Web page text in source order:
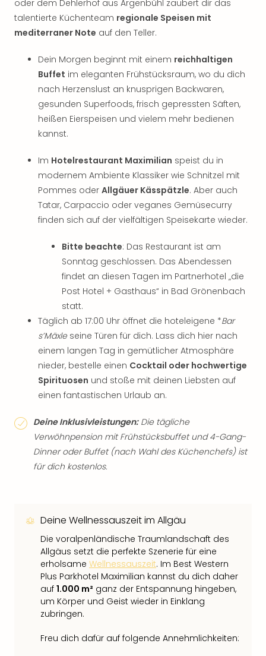
oder dem Dehlerhof aus Argenbühl zaubert dir das
talentierte Küchenteam regionale Speisen mit
mediterraner Note auf den Teller.
Dein Morgen beginnt mit einem reichhaltigen
Buffet im eleganten Frühstücksraum, wo du dich
nach Herzenslust an knusprigen Backwaren,
gesunden Superfoods, frisch gepressten Säften,
heißen Eierspeisen und vielem mehr bedienen
kannst.
Im Hotelrestaurant Maximilian speist du in
modernem Ambiente Klassiker wie Schnitzel mit
Pommes oder Allgäuer Kässpätzle. Aber auch
Tatar, Carpaccio oder veganes Gemüsecurry
finden sich auf der vielfältigen Speisekarte wieder.
Bitte beachte: Das Restaurant ist am
Sonntag geschlossen. Das Abendessen
findet an diesen Tagen im Partnerhotel „die
Post Hotel + Gasthaus“ in Bad Grönenbach
statt.
Täglich ab 17:00 Uhr öffnet die hoteleigene *Bar
s’Mäxleseine Türen für dich. Lass dich hier nach
einem langen Tag in gemütlicher Atmosphäre
nieder, bestelle einen Cocktail oder hochwertige
Spirituosen und stoße mit deinen Liebsten auf
einen fantastischen Urlaub an.
Deine Inklusivleistungen:Die tägliche
Verwöhnpension mit Frühstücksbuffet und 4-Gang-
Dinner oder Buffet (nach Wahl des Küchenchefs) ist
für dich kostenlos.
Deine Wellnessauszeit im Allgäu
Die voralpenländische Traumlandschaft des
Allgäus setzt die perfekte Szenerie für eine
erholsame Wellnessauszeit. Im Best Western
Plus Parkhotel Maximilian kannst du dich daher
auf 1.000 m² ganz der Entspannung hingeben,
um Körper und Geist wieder in Einklang
zubringen.
Freu dich dafür auf folgende Annehmlichkeiten: